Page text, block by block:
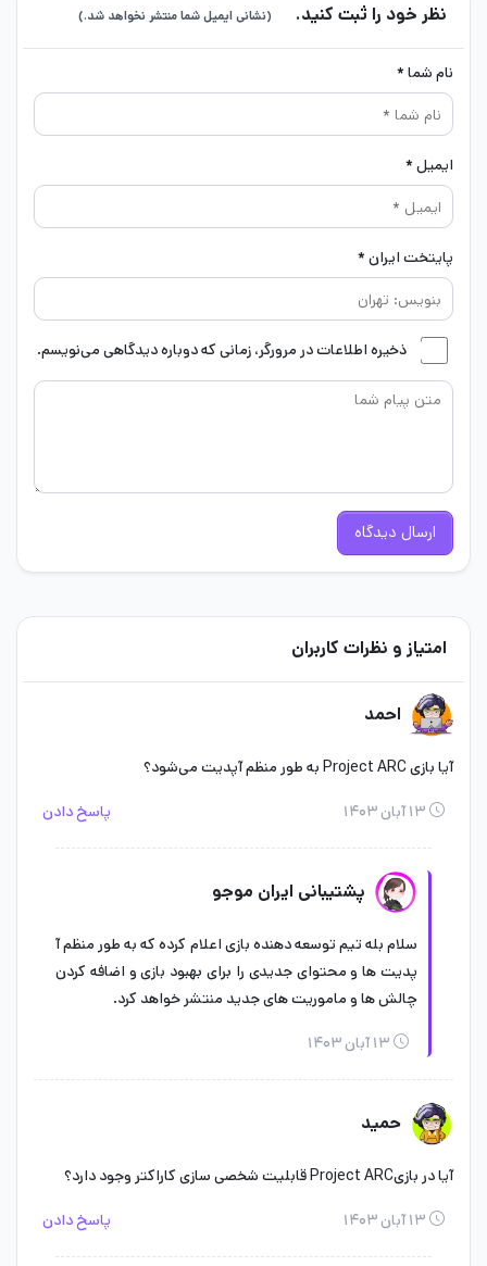
نظر خود را ثبت کنید. (نشانی ایمیل شما منتشر نخواهد شد.)
نام شما *
ایمیل *
پایتخت ایران *
ذخیره اطلاعات در مرورگر، زمانی که دوباره دیدگاهی می‌نویسم.
ارسال دیدگاه
امتیاز و نظرات کاربران
احمد
آیا بازی Project ARC به طور منظم آپدیت می‌شود؟
۱۳ آبان ۱۴۰۳ پاسخ دادن
پشتیبانی ایران موجو
سلام بله تیم توسعه‌ دهنده بازی اعلام کرده که به طور منظم آ
پدیت‌ ها و محتوای جدیدی را برای بهبود بازی و اضافه کردن
چالش‌ ها و ماموریت‌ های جدید منتشر خواهد کرد.
۱۳ آبان ۱۴۰۳
حمید
آیا در بازیProject ARC قابلیت شخصی‌ سازی کاراکتر وجود دارد؟
۱۳ آبان ۱۴۰۳ پاسخ دادن